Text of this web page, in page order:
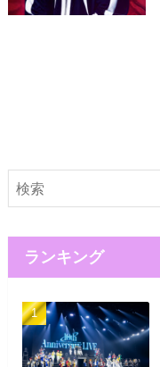
ランキング